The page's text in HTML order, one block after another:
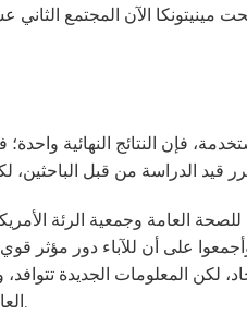
أصبحت مينيتونكا الآن المجتمع
فإن النتائج النهائية واحدة؛
العامة وجمعية الرئة
على أن للآباء دور مؤثر
لكن المعلومات الجديدة تتوافد،
العامل الأساسي، والحوار مع الشباب يُحدث فرقًا حقيقيًّا.